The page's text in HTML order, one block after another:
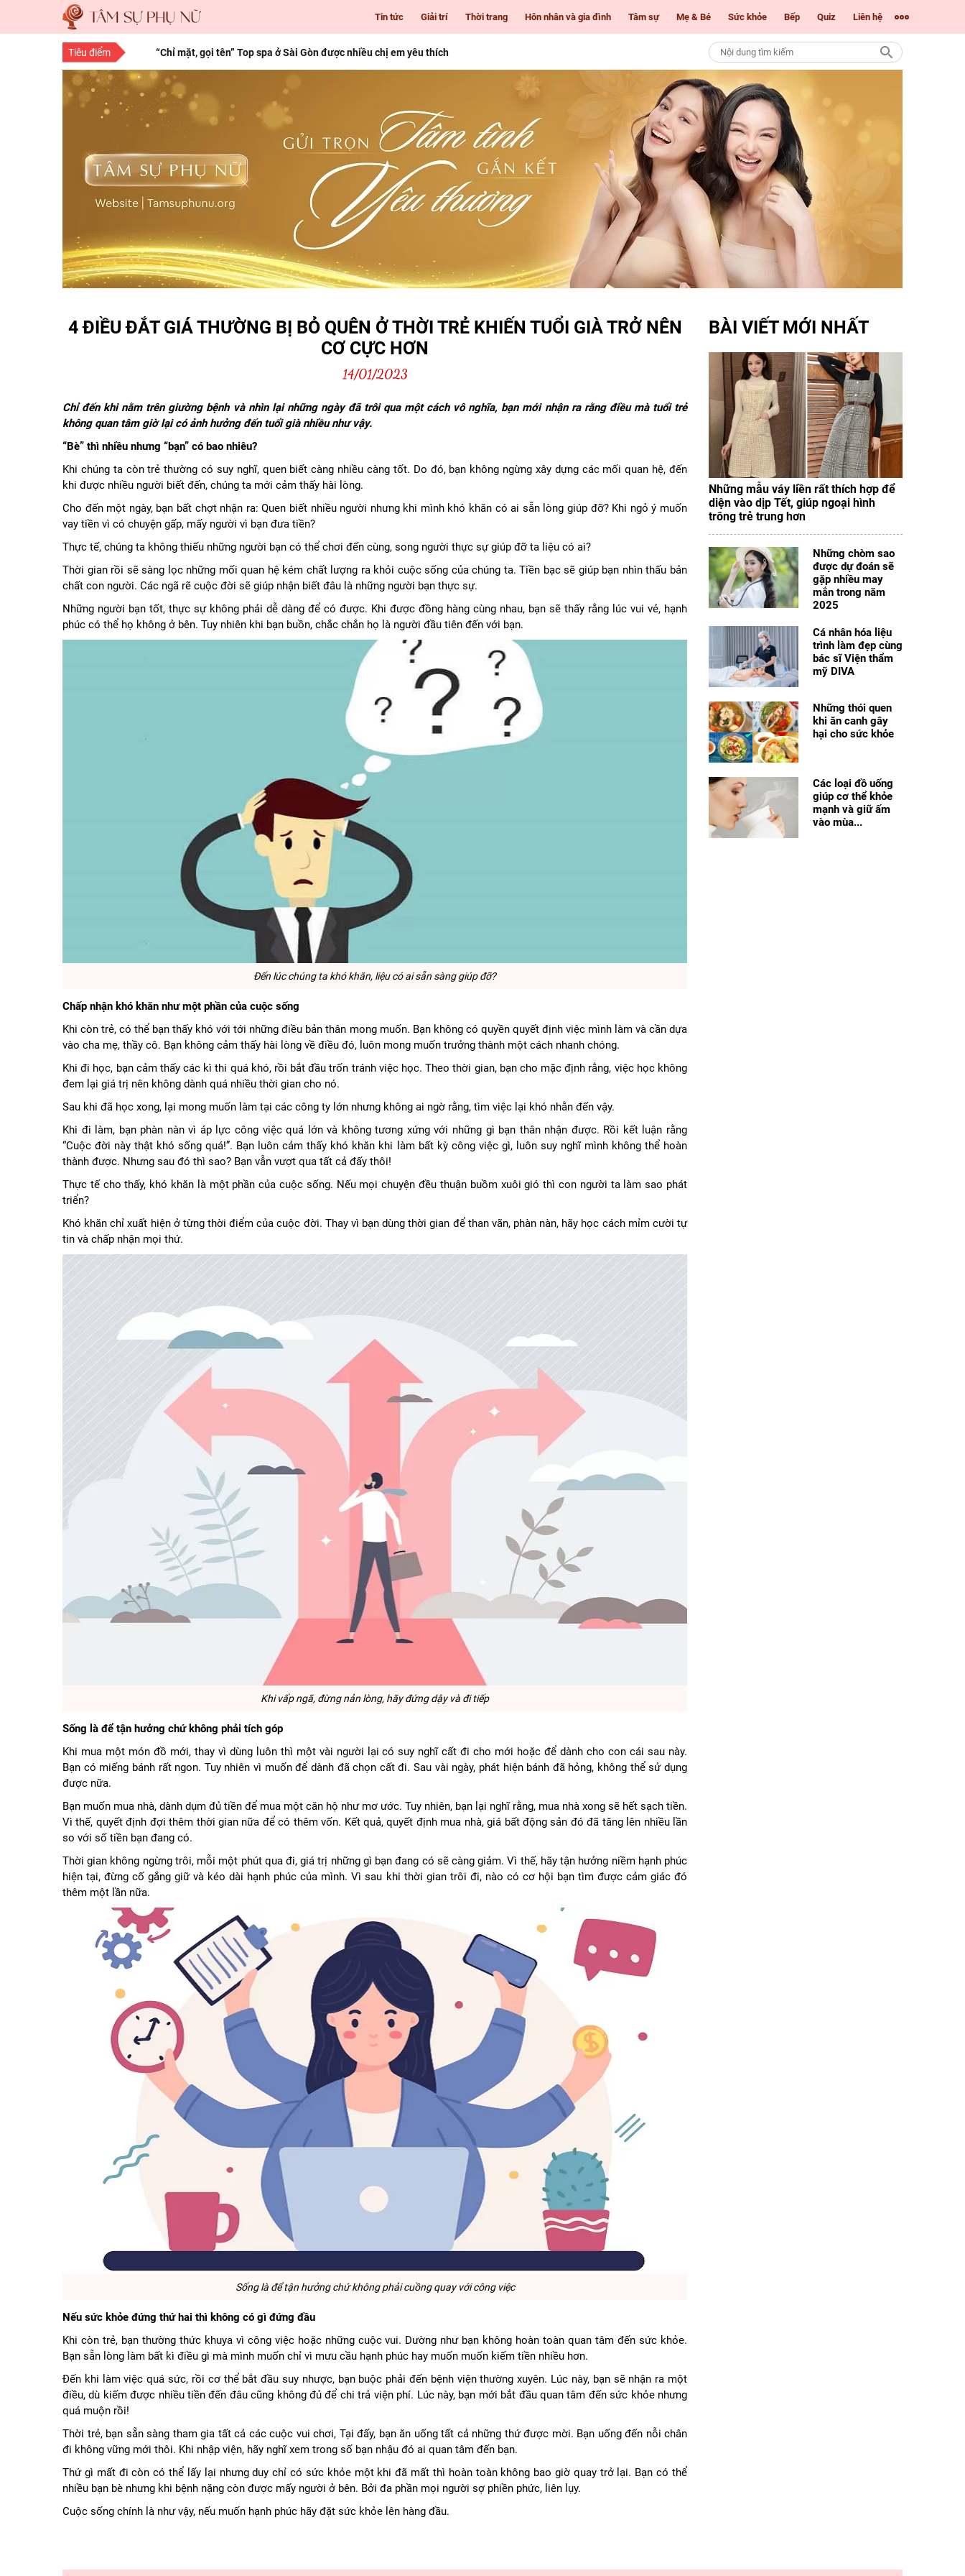
Tin tức Giải trí Thời trang Hôn nhân và gia đình Tâm sự Mẹ & Bé Sức khỏe Bếp Quiz Liên hệ
Tiêu điểm
“Chỉ mặt, gọi tên” Top spa ở Sài Gòn được nhiều chị em yêu thích
10 bí quyết làm đẹp cho nàng mọi độ tuổi
15 bí quyết làm đẹp da mặt từ thiên nhiên giúp nàng luôn tươi trẻ
4 ĐIỀU ĐẮT GIÁ THƯỜNG BỊ BỎ QUÊN Ở THỜI TRẺ KHIẾN TUỔI GIÀ TRỞ NÊN
CƠ CỰC HƠN
14/01/2023
Chỉ đến khi nằm trên giường bệnh và nhìn lại những ngày đã trôi qua một cách vô nghĩa, bạn mới nhận ra rằng điều mà tuổi trẻ
không quan tâm giờ lại có ảnh hưởng đến tuổi già nhiều như vậy.
“Bè” thì nhiều nhưng “bạn” có bao nhiêu?
Khi chúng ta còn trẻ thường có suy nghĩ, quen biết càng nhiều càng tốt. Do đó, bạn không ngừng xây dựng các mối quan hệ, đến
khi được nhiều người biết đến, chúng ta mới cảm thấy hài lòng.
Cho đến một ngày, bạn bất chợt nhận ra: Quen biết nhiều người nhưng khi mình khó khăn có ai sẵn lòng giúp đỡ? Khi ngỏ ý muốn
vay tiền vì có chuyện gấp, mấy người vì bạn đưa tiền?
Thực tế, chúng ta không thiếu những người bạn có thể chơi đến cùng, song người thực sự giúp đỡ ta liệu có ai?
Thời gian rồi sẽ sàng lọc những mối quan hệ kém chất lượng ra khỏi cuộc sống của chúng ta. Tiền bạc sẽ giúp bạn nhìn thấu bản
chất con người. Các ngã rẽ cuộc đời sẽ giúp nhận biết đâu là những người bạn thực sự.
Những người bạn tốt, thực sự không phải dễ dàng để có được. Khi được đồng hàng cùng nhau, bạn sẽ thấy rằng lúc vui vẻ, hạnh
phúc có thể họ không ở bên. Tuy nhiên khi bạn buồn, chắc chắn họ là người đầu tiên đến với bạn.
Đến lúc chúng ta khó khăn, liệu có ai sẵn sàng giúp đỡ?
Chấp nhận khó khăn như một phần của cuộc sống
Khi còn trẻ, có thể bạn thấy khó với tới những điều bản thân mong muốn. Bạn không có quyền quyết định việc mình làm và cần dựa
vào cha mẹ, thầy cô. Bạn không cảm thấy hài lòng về điều đó, luôn mong muốn trưởng thành một cách nhanh chóng.
Khi đi học, bạn cảm thấy các kì thi quá khó, rồi bắt đầu trốn tránh việc học. Theo thời gian, bạn cho mặc định rằng, việc học không
đem lại giá trị nên không dành quá nhiều thời gian cho nó.
Sau khi đã học xong, lại mong muốn làm tại các công ty lớn nhưng không ai ngờ rằng, tìm việc lại khó nhằn đến vậy.
Khi đi làm, bạn phàn nàn vì áp lực công việc quá lớn và không tương xứng với những gì bạn thân nhận được. Rồi kết luận rằng
“Cuộc đời này thật khó sống quá!”. Bạn luôn cảm thấy khó khăn khi làm bất kỳ công việc gì, luôn suy nghĩ mình không thể hoàn
thành được. Nhưng sau đó thì sao? Bạn vẫn vượt qua tất cả đấy thôi!
Thực tế cho thấy, khó khăn là một phần của cuộc sống. Nếu mọi chuyện đều thuận buồm xuôi gió thì con người ta làm sao phát
triển?
Khó khăn chỉ xuất hiện ở từng thời điểm của cuộc đời. Thay vì bạn dùng thời gian để than vãn, phàn nàn, hãy học cách mỉm cười tự
tin và chấp nhận mọi thứ.
Khi vấp ngã, đừng nản lòng, hãy đứng dậy và đi tiếp
Sống là để tận hưởng chứ không phải tích góp
Khi mua một món đồ mới, thay vì dùng luôn thì một vài người lại có suy nghĩ cất đi cho mới hoặc để dành cho con cái sau này.
Bạn có miếng bánh rất ngon. Tuy nhiên vì muốn để dành đã chọn cất đi. Sau vài ngày, phát hiện bánh đã hỏng, không thể sử dụng
được nữa.
Bạn muốn mua nhà, dành dụm đủ tiền để mua một căn hộ như mơ ước. Tuy nhiên, bạn lại nghĩ rằng, mua nhà xong sẽ hết sạch tiền.
Vì thế, quyết định đợi thêm thời gian nữa để có thêm vốn. Kết quả, quyết định mua nhà, giá bất động sản đó đã tăng lên nhiều lần
so với số tiền bạn đang có.
Thời gian không ngừng trôi, mỗi một phút qua đi, giá trị những gì bạn đang có sẽ càng giảm. Vì thế, hãy tận hưởng niềm hạnh phúc
hiện tại, đừng cố gắng giữ và kéo dài hạnh phúc của mình. Vì sau khi thời gian trôi đi, nào có cơ hội bạn tìm được cảm giác đó
thêm một lần nữa.
Sống là để tận hưởng chứ không phải cuồng quay với công việc
Nếu sức khỏe đứng thứ hai thì không có gì đứng đầu
Khi còn trẻ, bạn thường thức khuya vì công việc hoặc những cuộc vui. Dường như bạn không hoàn toàn quan tâm đến sức khỏe.
Bạn sẵn lòng làm bất kì điều gì mà mình muốn chỉ vì mưu cầu hạnh phúc hay muốn muốn kiếm tiền nhiều hơn.
Đến khi làm việc quá sức, rồi cơ thể bắt đầu suy nhược, bạn buộc phải đến bệnh viện thường xuyên. Lúc này, bạn sẽ nhận ra một
điều, dù kiếm được nhiều tiền đến đâu cũng không đủ để chi trả viện phí. Lúc này, bạn mới bắt đầu quan tâm đến sức khỏe nhưng
quá muộn rồi!
Thời trẻ, bạn sẵn sàng tham gia tất cả các cuộc vui chơi, Tại đấy, bạn ăn uống tất cả những thứ được mời. Bạn uống đến nỗi chân
đi không vững mới thôi. Khi nhập viện, hãy nghĩ xem trong số bạn nhậu đó ai quan tâm đến bạn.
Thứ gì mất đi còn có thể lấy lại nhưng duy chỉ có sức khỏe một khi đã mất thì hoàn toàn không bao giờ quay trở lại. Bạn có thể
nhiều bạn bè nhưng khi bệnh nặng còn được mấy người ở bên. Bởi đa phần mọi người sợ phiền phức, liên lụy.
Cuộc sống chính là như vậy, nếu muốn hạnh phúc hãy đặt sức khỏe lên hàng đầu.
BÀI VIẾT MỚI NHẤT
Những mẫu váy liền rất thích hợp để
diện vào dịp Tết, giúp ngoại hình
trông trẻ trung hơn
Những chòm sao
được dự đoán sẽ
gặp nhiều may
mắn trong năm
2025
Cá nhân hóa liệu
trình làm đẹp cùng
bác sĩ Viện thẩm
mỹ DIVA
Những thói quen
khi ăn canh gây
hại cho sức khỏe
Các loại đồ uống
giúp cơ thể khỏe
mạnh và giữ ấm
vào mùa...